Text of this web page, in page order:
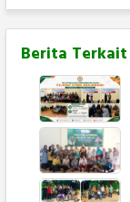
Berita Terkait